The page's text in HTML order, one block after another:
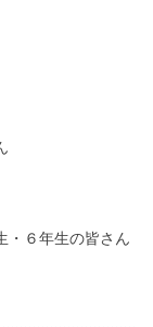
６年生の皆さん